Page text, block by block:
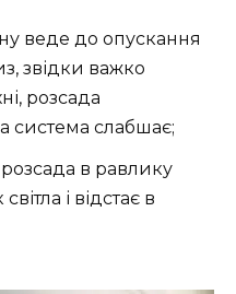
веде до опускання
звідки важко
розсада
система слабшає;
в равлику
і відстає в